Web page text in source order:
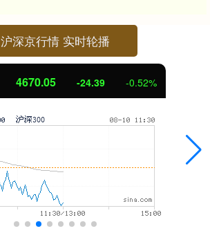
沪深京行情 实时轮播
4670.05 -24.39 -0.52%